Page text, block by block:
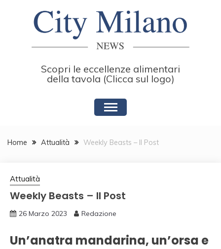
Scopri le eccellenze alimentari
della tavola (Clicca sul logo)
Home Attualità Weekly Beasts – Il Post
Attualità
Weekly Beasts – Il Post
26 Marzo 2023 Redazione
Un’anatra mandarina, un’orsa e